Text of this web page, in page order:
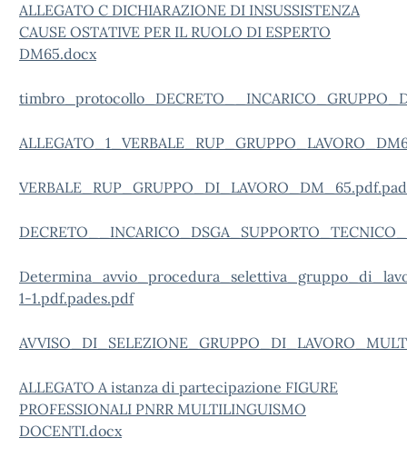
ALLEGATO C DICHIARAZIONE DI INSUSSISTENZA
CAUSE OSTATIVE PER IL RUOLO DI ESPERTO
DM65.docx
1-1.pdf.pades.pdf
ALLEGATO A istanza di partecipazione FIGURE
PROFESSIONALI PNRR MULTILINGUISMO
DOCENTI.docx